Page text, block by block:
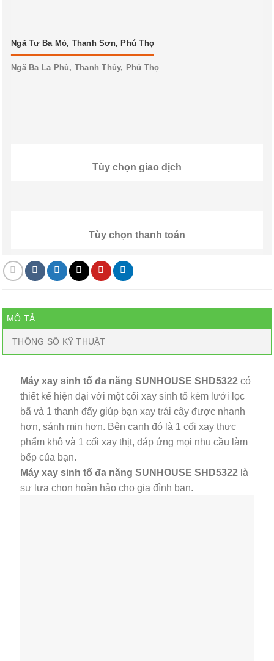
Ngã Tư Ba Mỏ, Thanh Sơn, Phú Thọ
Ngã Ba La Phù, Thanh Thủy, Phú Thọ
Tùy chọn giao dịch
Tùy chọn thanh toán
MÔ TẢ
THÔNG SỐ KỸ THUẬT
Máy xay sinh tố đa năng SUNHOUSE SHD5322 có
thiết kế hiện đại với một cối xay sinh tố kèm lưới lọc
bã và 1 thanh đẩy giúp bạn xay trái cây được nhanh
hơn, sánh mịn hơn. Bên cạnh đó là 1 cối xay thực
phẩm khô và 1 cối xay thịt, đáp ứng mọi nhu cầu làm
bếp của bạn.
Máy xay sinh tố đa năng SUNHOUSE SHD5322 là
sự lựa chọn hoàn hảo cho gia đình bạn.